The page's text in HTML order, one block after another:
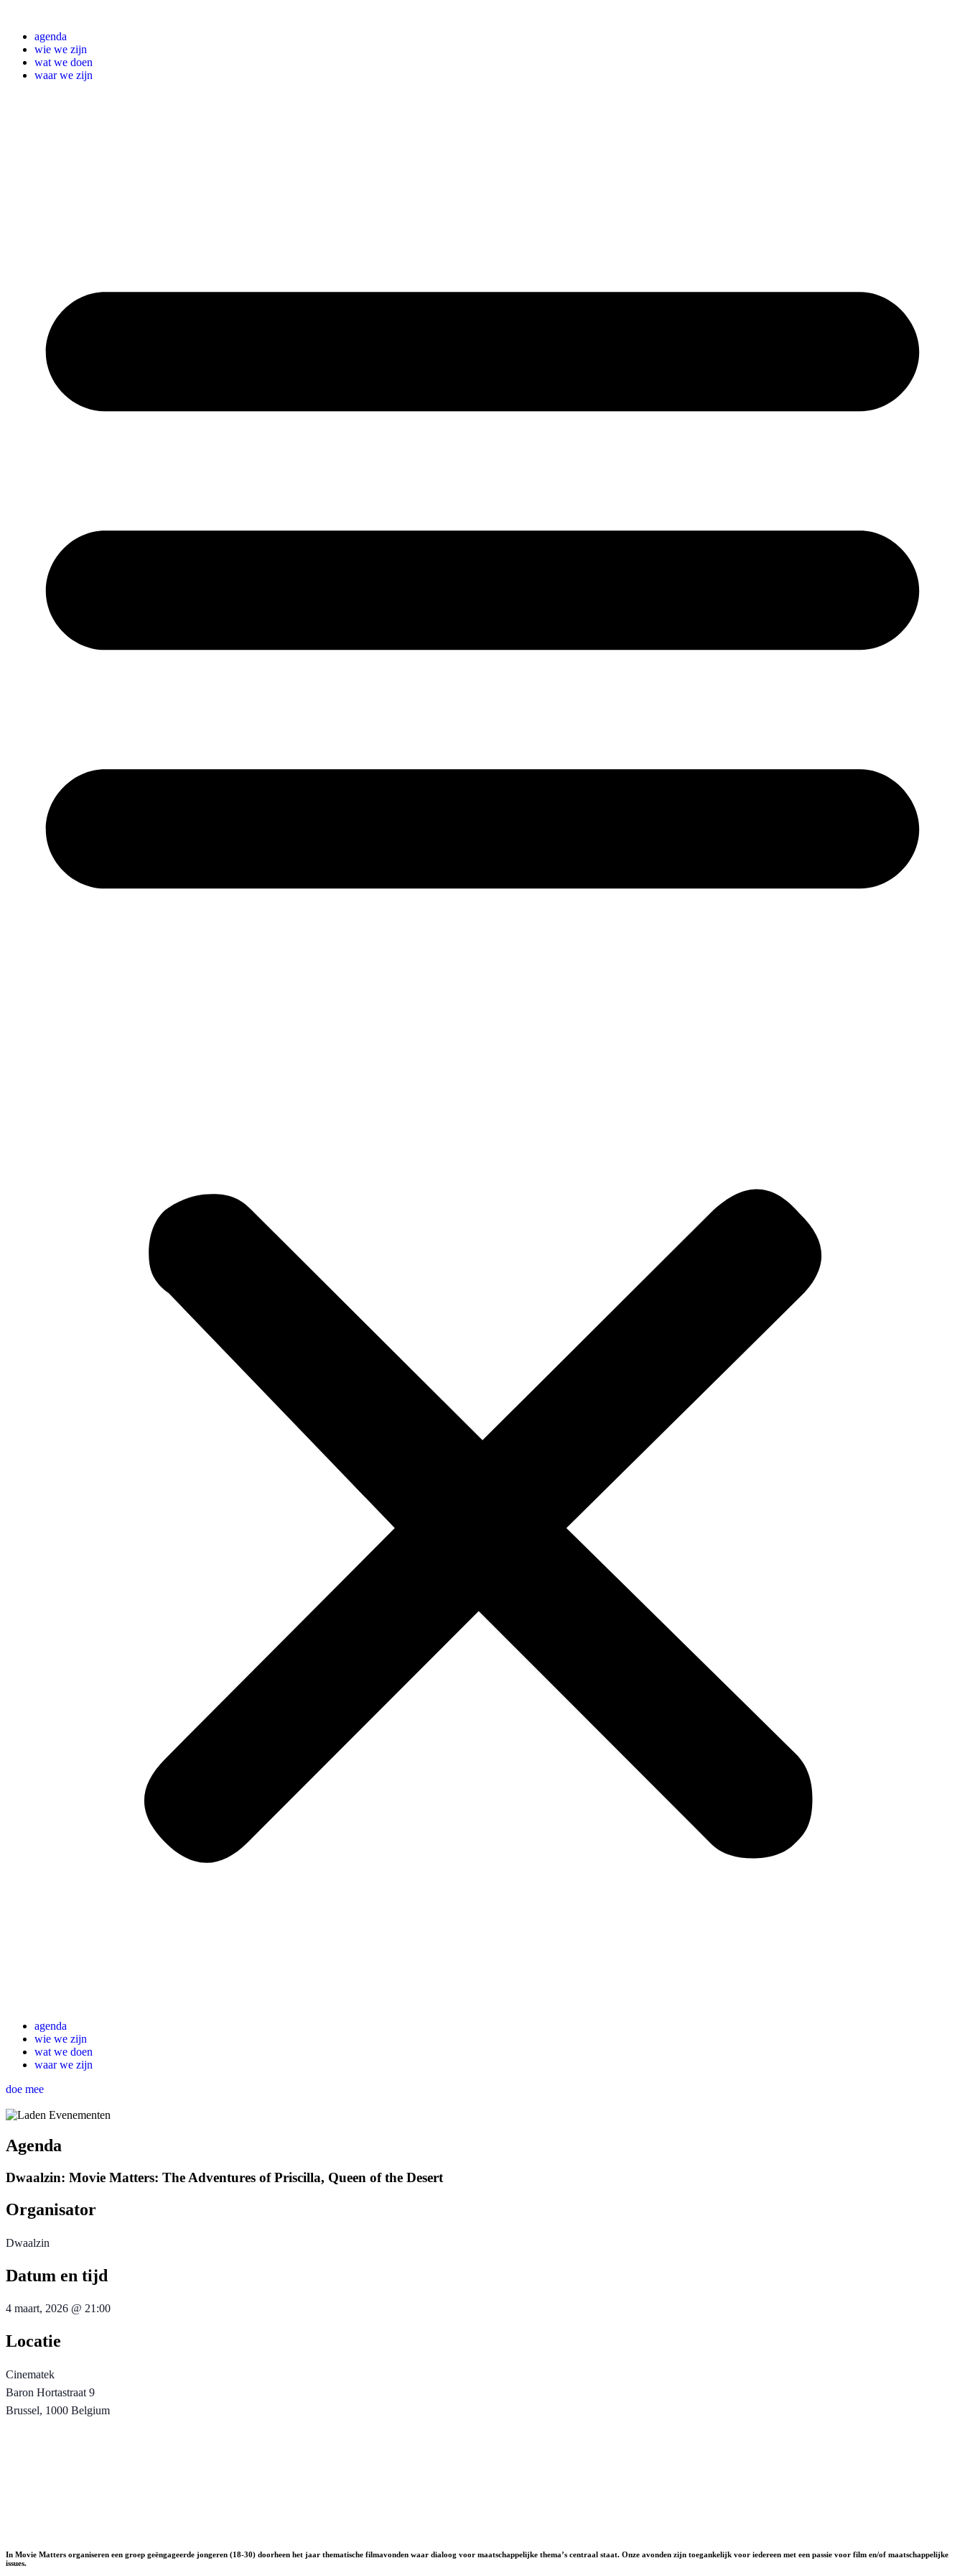
inhoud
agenda
wie we zijn
wat we doen
waar we zijn
agenda
wie we zijn
wat we doen
waar we zijn
doe mee
Agenda
Dwaalzin: Movie Matters: The Adventures of Priscilla, Queen of the Desert
Organisator
Dwaalzin
Datum en tijd
4 maart, 2026 @ 21:00
Locatie
Cinematek
Baron Hortastraat 9
Brussel, 1000 Belgium
In Movie Matters organiseren een groep geëngageerde jongeren (18-30) doorheen het jaar thematische filmavonden waar dialoog voor maatschappelijke thema’s centraal staat. Onze avonden zijn toegankelijk voor iedereen met een passie voor film en/of maatschappelijke
issues.